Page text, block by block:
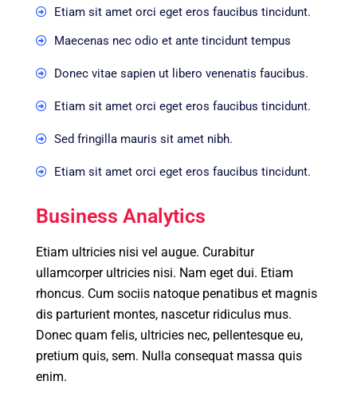
Etiam sit amet orci eget eros faucibus tincidunt.
Maecenas nec odio et ante tincidunt tempus
Donec vitae sapien ut libero venenatis faucibus.
Etiam sit amet orci eget eros faucibus tincidunt.
Sed fringilla mauris sit amet nibh.
Etiam sit amet orci eget eros faucibus tincidunt.
Business Analytics
Etiam ultricies nisi vel augue. Curabitur
ullamcorper ultricies nisi. Nam eget dui. Etiam
rhoncus. Cum sociis natoque penatibus et magnis
dis parturient montes, nascetur ridiculus mus.
Donec quam felis, ultricies nec, pellentesque eu,
pretium quis, sem. Nulla consequat massa quis
enim.